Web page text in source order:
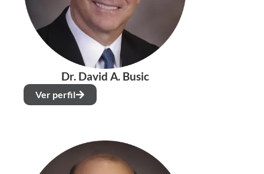
Dr. David A. Busic
Ver perfil